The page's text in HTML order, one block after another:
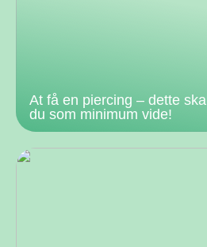
At få en piercing – dette skal
du som minimum vide!